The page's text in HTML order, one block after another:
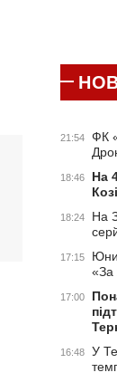
21:54
ФК
18:46
На
18:24
На
17:15
«За
17:00
16:48
У